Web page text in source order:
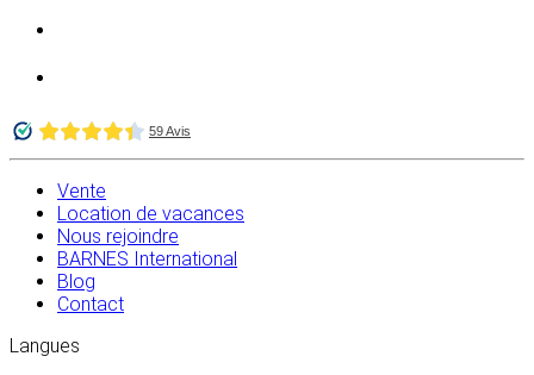
Vente
Location de vacances
Nous rejoindre
BARNES International
Blog
Contact
Langues